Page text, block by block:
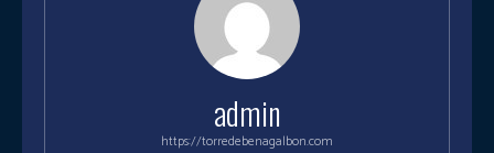
admin
https://torredebenagalbon.com